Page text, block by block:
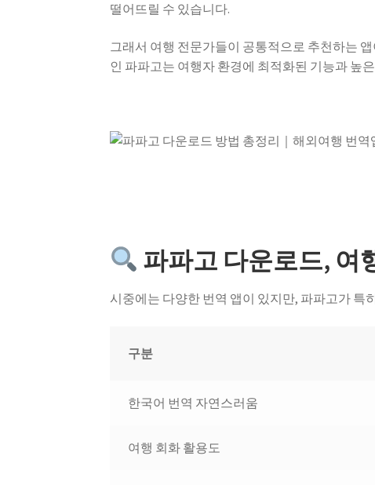
떨어뜨릴 수 있습니다.
그래서 여행 전문가들이 공통적으로 추천하는 앱
인 파파고는 여행자 환경에 최적화된 기능과 높
파파고 다운로드, 여
시중에는 다양한 번역 앱이 있지만, 파파고가 특
구분
한국어 번역 자연스러움
여행 회화 활용도